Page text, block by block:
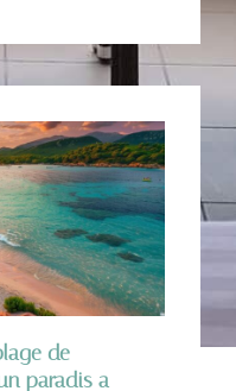
de
paradis a